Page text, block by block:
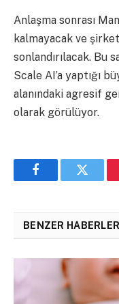
Anlaşma sonrası
kalmayacak ve
sonlandırılacak. Bu
Scale AI’a yaptığı
alanındaki agresif
olarak görülüyor.
FacebookTwitter
BENZER HABERLER